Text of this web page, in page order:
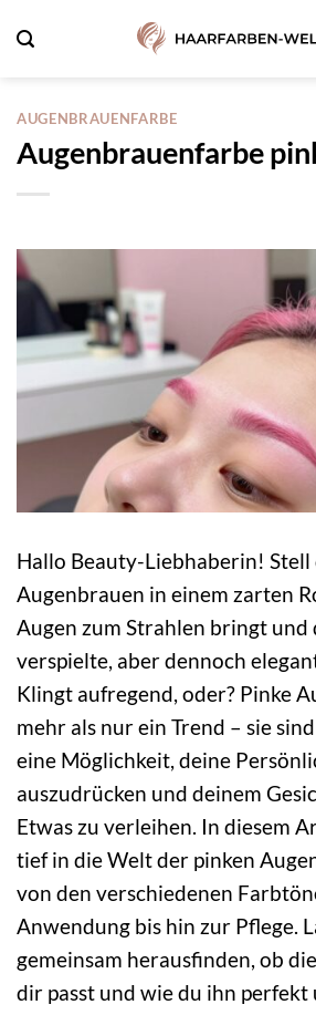
Inhalt
AUGENBRAUENFARBE
Augenbrauenfarbe
Hallo Beauty-Liebhaberin!
Augenbrauen in einem zarten
Augen zum Strahlen bringt und
verspielte, aber dennoch
Klingt aufregend, oder? Pinke
mehr als nur ein Trend – sie
eine Möglichkeit, deine
auszudrücken und deinem
Etwas zu verleihen. In diesem
tief in die Welt der pinken
von den verschiedenen
Anwendung bis hin zur Pflege.
gemeinsam herausfinden, ob
dir passt und wie du ihn perfekt